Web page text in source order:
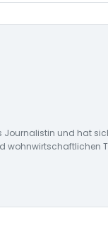
und hat
wohnwirtschaftlichen